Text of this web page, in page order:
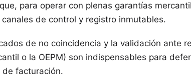
para operar con plenas garantías
de control y registro inmutables.
de no coincidencia y la validación ante
o la OEPM) son indispensables para
facturación.